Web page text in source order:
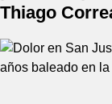
Thiago